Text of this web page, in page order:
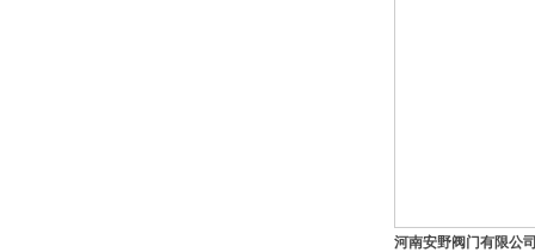
河南安野阀门有限公